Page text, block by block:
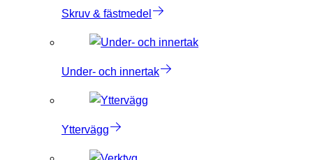
Skruv & fästmedel
Under- och innertak
Yttervägg